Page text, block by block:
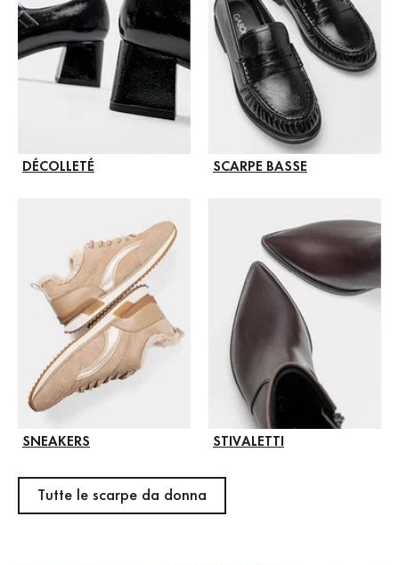
DÉCOLLETÉ SCARPE BASSE
SNEAKERS STIVALETTI
Tutte le scarpe da donna